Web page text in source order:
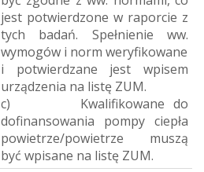
jest potwierdzone w raporcie z
tych badań. Spełnienie ww.
wymogów i norm weryfikowane
i potwierdzane jest wpisem
urządzenia na listę ZUM.
c) Kwalifikowane do
dofinansowania pompy ciepła
powietrze/powietrze muszą
być wpisane na listę ZUM.